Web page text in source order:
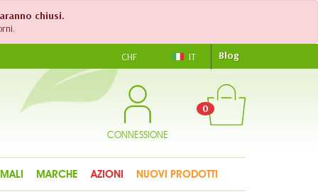
chiusi.
CHF IT Blog
CONNESSIONE
0
MARCHE AZIONI NUOVI PRODOTTI